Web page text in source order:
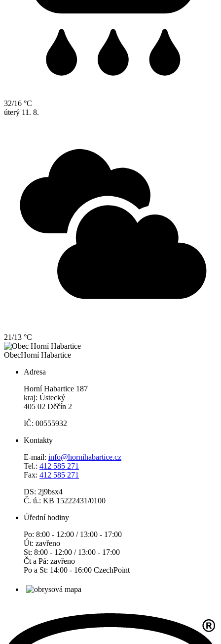
32/16 °C
úterý 11. 8.
21/13 °C
ObecHorní Habartice
Adresa
Horní Habartice 187
kraj: Ústecký
405 02 Děčín 2
IČ: 00555932
Kontakty
E-mail: info@hornihabartice.cz
Tel.: 412 585 271
Fax: 412 585 271
DS: 2j9bsx4
Č. ú.: KB 15222431/0100
Úřední hodiny
Po: 8:00 - 12:00 / 13:00 - 17:00
Út: zavřeno
St: 8:00 - 12:00 / 13:00 - 17:00
Čt a Pá: zavřeno
Po a St: 14:00 - 16:00 CzechPoint